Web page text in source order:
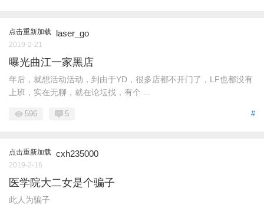
点击重新加载 laser_go
2019-2-21
曝光曲江一家黑店
年后，就想活动活动，到由于YD，很多店都不开门了，LF也都没有
上班，实在无聊，就在论坛找，有个 ...
#
596 5
点击重新加载 cxh235000
2019-2-16
医学院大二女是个骗子
此人为骗子